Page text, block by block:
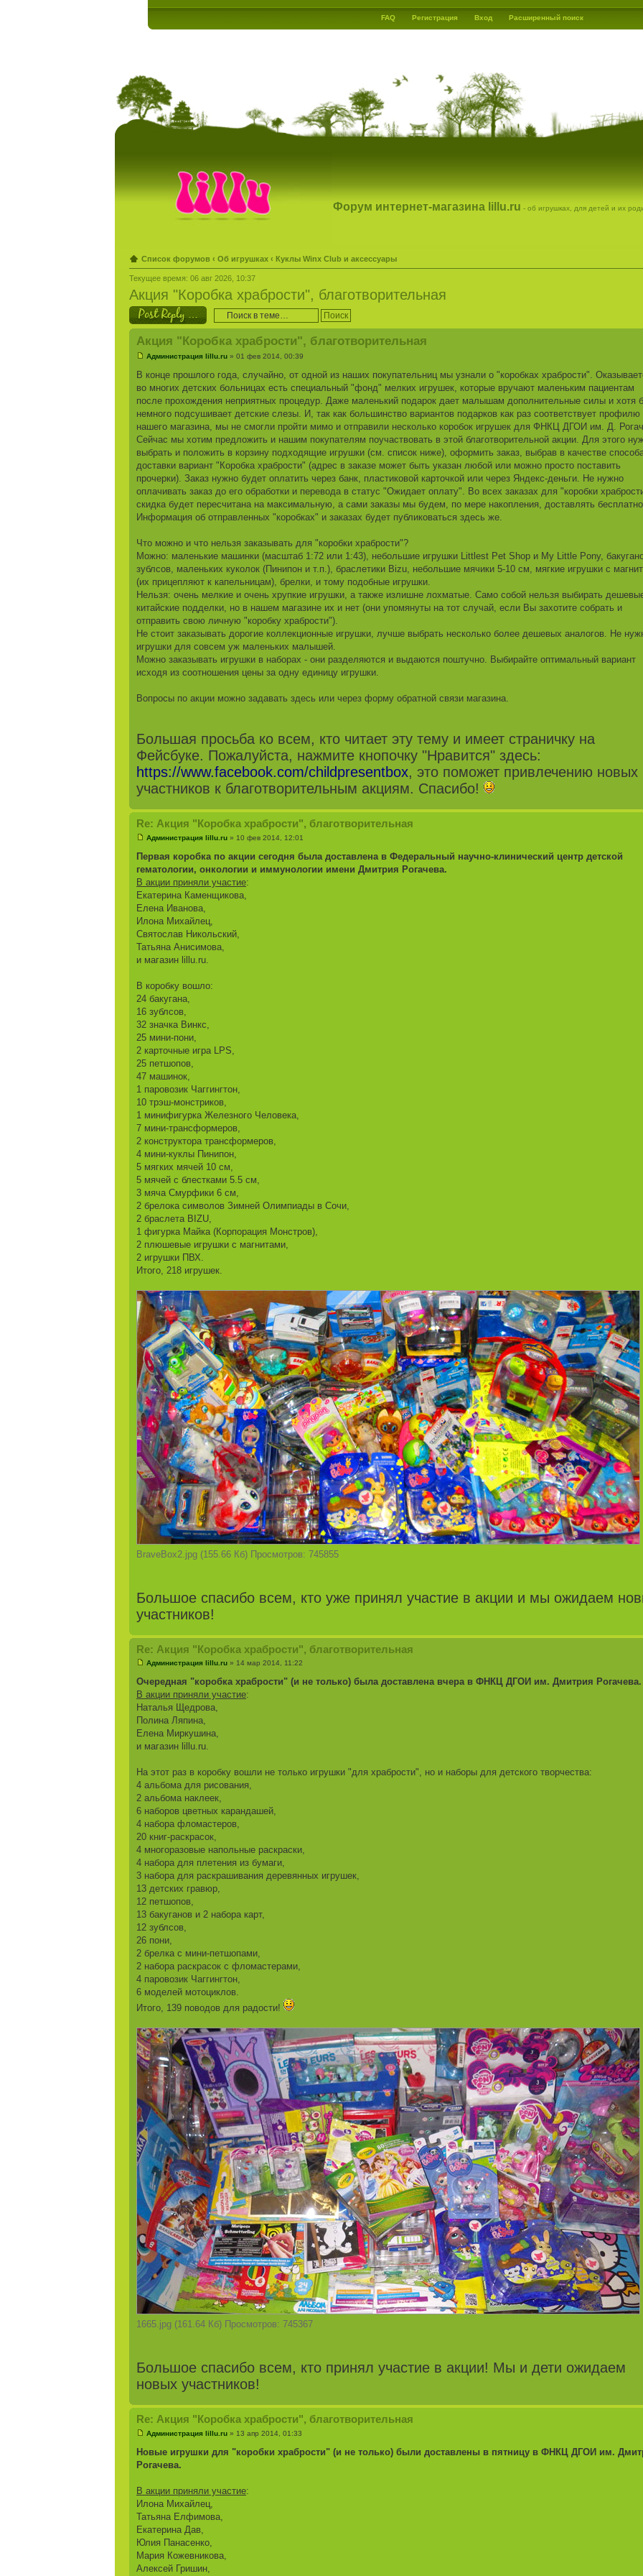
FAQ Регистрация Вход Расширенный поиск
Форум интернет-магазина lillu.ru - об игрушках, для детей и их
Список форумов ‹ Об игрушках ‹ Куклы Winx Club и аксессуары
Текущее время: 06 авг 2026, 10:37
Акция "Коробка храбрости", благотворительная
Ответить
Акция "Коробка храбрости", благотворительная
Администрация lillu.ru » 01 фев 2014, 00:39
В конце прошлого года, случайно, от одной из наших покупательниц мы узнали о "коробках храбрости".
во многих детских больницах есть специальный "фонд" мелких игрушек, которые вручают маленьким пациентам
после прохождения неприятных процедур. Даже маленький подарок дает малышам дополнительные силы и хотя
немного подсушивает детские слезы. И, так как большинство вариантов подарков как раз соответствует профилю
нашего магазина, мы не смогли пройти мимо и отправили несколько коробок игрушек для ФНКЦ ДГОИ им. Д.
Сейчас мы хотим предложить и нашим покупателям поучаствовать в этой благотворительной акции. Для этого
выбрать и положить в корзину подходящие игрушки (см. список ниже), оформить заказ, выбрав в качестве
доставки вариант "Коробка храбрости" (адрес в заказе может быть указан любой или можно просто поставить
прочерки). Заказ нужно будет оплатить через банк, пластиковой карточкой или через Яндекс-деньги. Не нужно
оплачивать заказ до его обработки и перевода в статус "Ожидает оплату". Во всех заказах для "коробки
скидка будет пересчитана на максимальную, а сами заказы мы будем, по мере накопления, доставлять
Информация об отправленных "коробках" и заказах будет публиковаться здесь же.
Что можно и что нельзя заказывать для "коробки храбрости"?
Можно: маленькие машинки (масштаб 1:72 или 1:43), небольшие игрушки Littlest Pet Shop и My Little Pony,
зублсов, маленьких куколок (Пинипон и т.п.), браслетики Bizu, небольшие мячики 5-10 см, мягкие игрушки с
(их прицепляют к капельницам), брелки, и тому подобные игрушки.
Нельзя: очень мелкие и очень хрупкие игрушки, а также излишне лохматые. Само собой нельзя выбирать
китайские подделки, но в нашем магазине их и нет (они упомянуты на тот случай, если Вы захотите собрать и
отправить свою личную "коробку храбрости").
Не стоит заказывать дорогие коллекционные игрушки, лучше выбрать несколько более дешевых аналогов. Не
игрушки для совсем уж маленьких малышей.
Можно заказывать игрушки в наборах - они разделяются и выдаются поштучно. Выбирайте оптимальный вариант
исходя из соотношения цены за одну единицу игрушки.
Вопросы по акции можно задавать здесь или через форму обратной связи магазина.
Большая просьба ко всем, кто читает эту тему и имеет страничку на
Фейсбуке. Пожалуйста, нажмите кнопочку "Нравится" здесь:
https://www.facebook.com/childpresentbox, это поможет привлечению новых
участников к благотворительным акциям. Спасибо!
Re: Акция "Коробка храбрости", благотворительная
Администрация lillu.ru » 10 фев 2014, 12:01
Первая коробка по акции сегодня была доставлена в Федеральный научно-клинический центр детской
гематологии, онкологии и иммунологии имени Дмитрия Рогачева.
В акции приняли участие:
Екатерина Каменщикова,
Елена Иванова,
Илона Михайлец,
Святослав Никольский,
Татьяна Анисимова,
и магазин lillu.ru.
В коробку вошло:
24 бакугана,
16 зублсов,
32 значка Винкс,
25 мини-пони,
2 карточные игра LPS,
25 петшопов,
47 машинок,
1 паровозик Чаггингтон,
10 трэш-монстриков,
1 минифигурка Железного Человека,
7 мини-трансформеров,
2 конструктора трансформеров,
4 мини-куклы Пинипон,
5 мягких мячей 10 см,
5 мячей с блестками 5.5 см,
3 мяча Смурфики 6 см,
2 брелока символов Зимней Олимпиады в Сочи,
2 браслета BIZU,
1 фигурка Майка (Корпорация Монстров),
2 плюшевые игрушки с магнитами,
2 игрушки ПВХ.
Итого, 218 игрушек.
BraveBox2.jpg (155.66 Кб) Просмотров: 745855
Большое спасибо всем, кто уже принял участие в акции и мы ожидаем
участников!
Re: Акция "Коробка храбрости", благотворительная
Администрация lillu.ru » 14 мар 2014, 11:22
Очередная "коробка храбрости" (и не только) была доставлена вчера в ФНКЦ ДГОИ им. Дмитрия Рогачева.
В акции приняли участие:
Наталья Щедрова,
Полина Ляпина,
Елена Миркушина,
и магазин lillu.ru.
На этот раз в коробку вошли не только игрушки "для храбрости", но и наборы для детского творчества:
4 альбома для рисования,
2 альбома наклеек,
6 наборов цветных карандашей,
4 набора фломастеров,
20 книг-раскрасок,
4 многоразовые напольные раскраски,
4 набора для плетения из бумаги,
3 набора для раскрашивания деревянных игрушек,
13 детских гравюр,
12 петшопов,
13 бакуганов и 2 набора карт,
12 зублсов,
26 пони,
2 брелка с мини-петшопами,
2 набора раскрасок с фломастерами,
4 паровозик Чаггингтон,
6 моделей мотоциклов.
Итого, 139 поводов для радости!
1665.jpg (161.64 Кб) Просмотров: 745367
Большое спасибо всем, кто принял участие в акции! Мы и дети ожидаем
новых участников!
Re: Акция "Коробка храбрости", благотворительная
Администрация lillu.ru » 13 апр 2014, 01:33
Новые игрушки для "коробки храбрости" (и не только) были доставлены в пятницу в ФНКЦ ДГОИ им.
Рогачева.
В акции приняли участие:
Илона Михайлец,
Татьяна Елфимова,
Екатерина Дав,
Юлия Панасенко,
Мария Кожевникова,
Алексей Гришин,